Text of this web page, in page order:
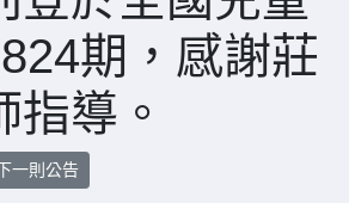
期，感謝莊
指導。
一則公告